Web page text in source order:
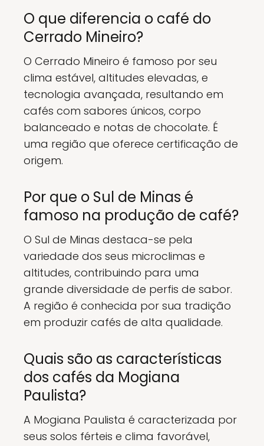
O que diferencia o café do
Cerrado Mineiro?
O Cerrado Mineiro é famoso por seu
clima estável, altitudes elevadas, e
tecnologia avançada, resultando em
cafés com sabores únicos, corpo
balanceado e notas de chocolate. É
uma região que oferece certificação de
origem.
Por que o Sul de Minas é
famoso na produção de café?
O Sul de Minas destaca-se pela
variedade dos seus microclimas e
altitudes, contribuindo para uma
grande diversidade de perfis de sabor.
A região é conhecida por sua tradição
em produzir cafés de alta qualidade.
Quais são as características
dos cafés da Mogiana
Paulista?
A Mogiana Paulista é caracterizada por
seus solos férteis e clima favorável,